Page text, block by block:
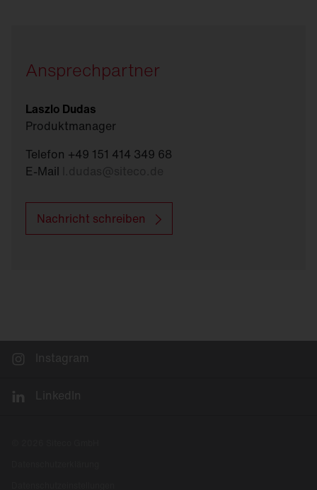
Ansprechpartner
Laszlo Dudas
Produktmanager
Telefon +49 151 414 349 68
E-Mail
Nachricht schreiben
Instagram
LinkedIn